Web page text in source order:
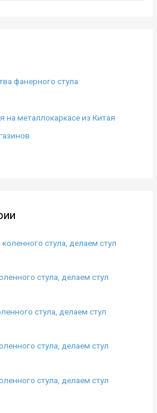
фанерного стула
на металлокаркасе из Китая
стула, делаем стул
стула, делаем стул
стула, делаем стул
стула, делаем стул
стула, делаем стул